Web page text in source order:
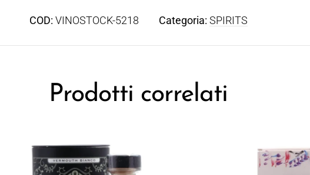
COD: VINOSTOCK-5218 Categoria: SPIRITS
Prodotti correlati